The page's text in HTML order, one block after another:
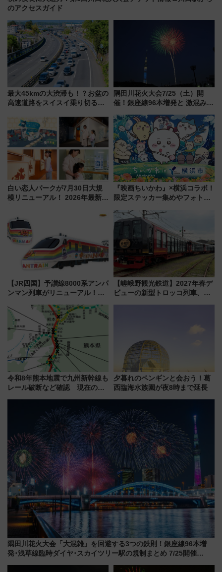
のアクセスガイド
最大45kmの大渋滞も！？お盆の
高速道路をスイスイ乗り切る快
隅田川花火大会7/25（土）開
催！銀座線96本増発と 激混みの
アクセス攻略法、2万発の花火が
都心の夜に！
白い恋人パークが7月30日大規
模リニューアル！ 2026年最新の
と料金・アクセスを徹底解説
（札幌市）
『映画ちいかわ』×横浜コラボ！
限定ステッカー集めやフォトス
いを満喫しよう（花火鑑賞会応
募は7/12まで！）
【JR四国】予讃線8000系アンパ
ンマン列車がリニューアル！内
今年12月
【嵯峨野観光鉄道】2027年春デ
ビューの新型トロッコ列車、い
令和8年熊本地震で九州新幹線も
レール破断など確認 現在の運
夕暮れのペンギンと会おう！葛
西臨海水族園が夜8時まで延長
隅田川花火大会「大混雑」を回避する3つの鉄則！銀座線96本増
発･浅草線臨時ダイヤ･スカイツリー駅の規制まとめ 7/25開催